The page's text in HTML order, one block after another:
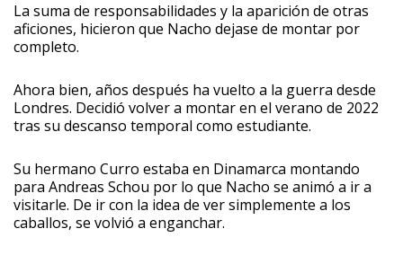
La suma de responsabilidades y la aparición de otras
aficiones, hicieron que Nacho dejase de montar por
completo.
Ahora bien, años después ha vuelto a la guerra desde
Londres. Decidió volver a montar en el verano de 2022
tras su descanso temporal como estudiante.
Su hermano Curro estaba en Dinamarca montando
para Andreas Schou por lo que Nacho se animó a ir a
visitarle. De ir con la idea de ver simplemente a los
caballos, se volvió a enganchar.